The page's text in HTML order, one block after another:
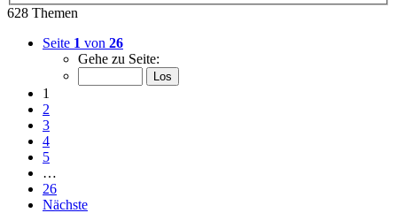
628 Themen
Seite 1 von 26
Gehe zu Seite:
1
2
3
4
5
…
26
Nächste